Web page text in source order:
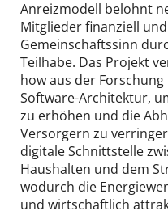
Anreizmodell belohnt
Mitglieder finanziell
Gemeinschaftssinn
Teilhabe. Das Projekt
how aus der
Software-Architektur,
zu erhöhen und die
Versorgern zu
digitale Schnittstelle
Haushalten und dem
wodurch die
und wirtschaftlich